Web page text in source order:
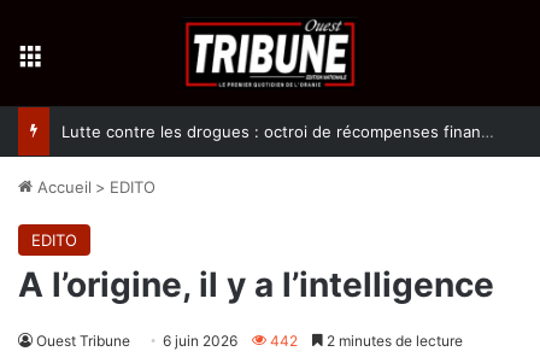
Lutte contre les drogues : octroi de récompenses financières aux dénonciateurs de trafiquants
Accueil > EDITO
EDITO
A l’origine, il y a l’intelligence
Ouest Tribune 6 juin 2026 442 2 minutes de lecture